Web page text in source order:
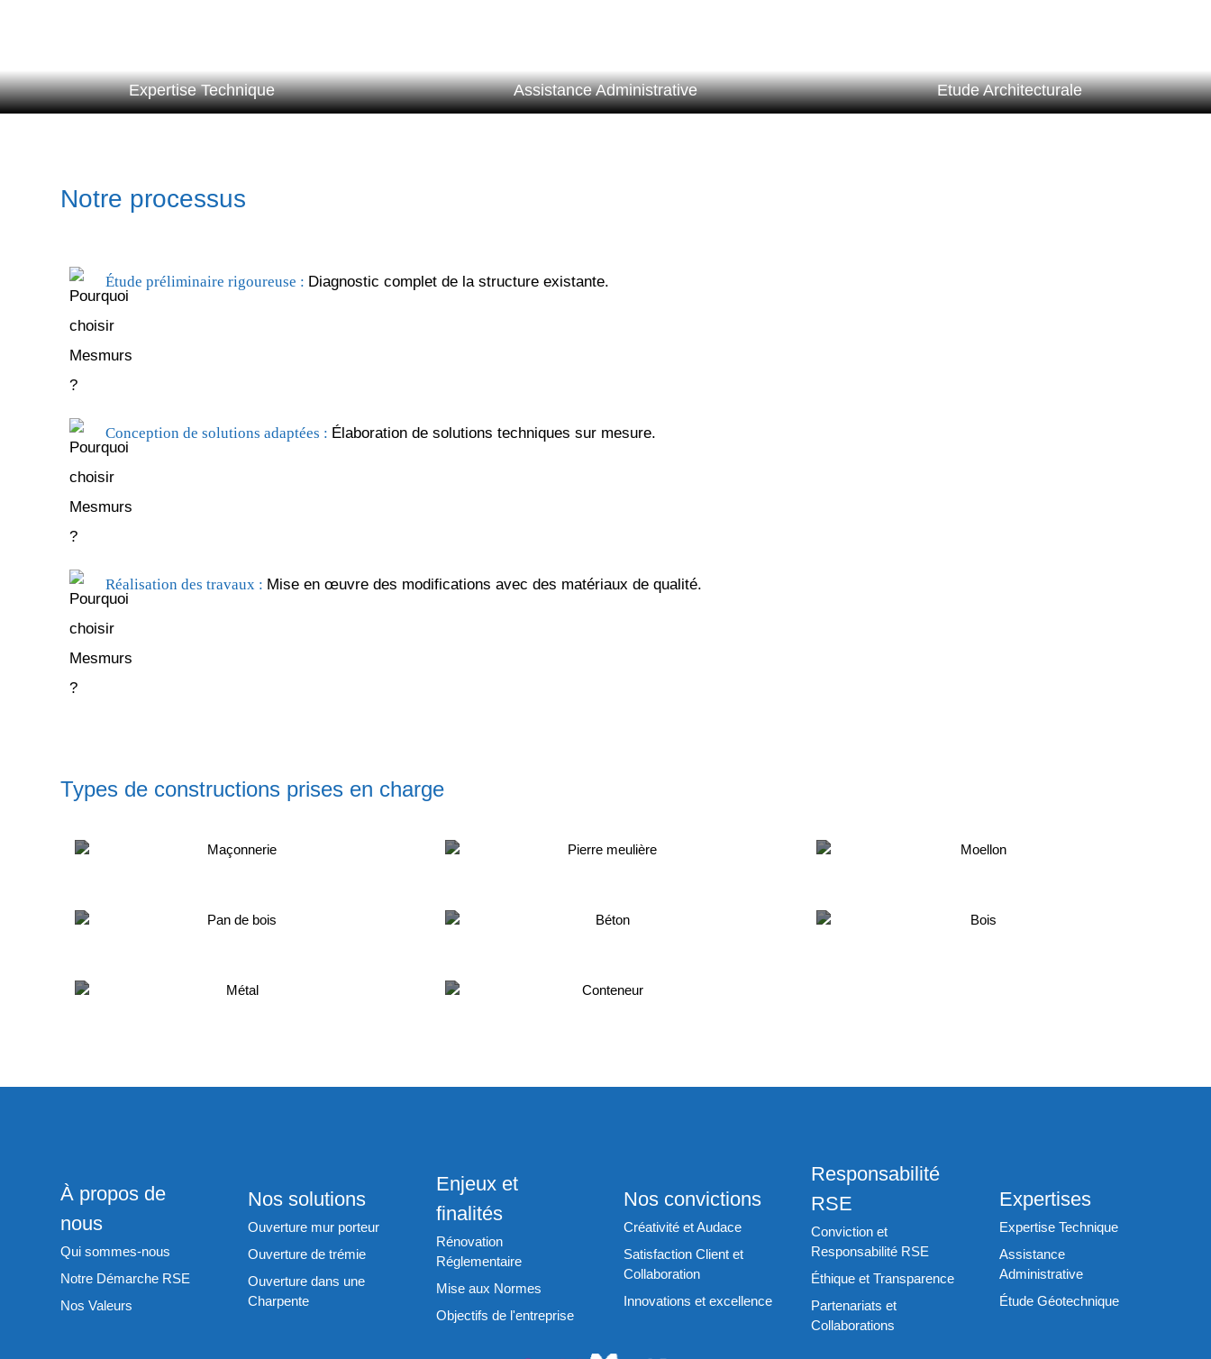
Expertise Technique Assistance Administrative Etude Architecturale
Notre processus
Étude préliminaire rigoureuse : Diagnostic complet de la structure existante.
Conception de solutions adaptées : Élaboration de solutions techniques sur mesure.
Réalisation des travaux : Mise en œuvre des modifications avec des matériaux de qualité.
Types de constructions prises en charge
À propos de
nous
Qui sommes-nous
Notre Démarche RSE
Nos Valeurs
Nos solutions
Ouverture mur porteur
Ouverture de trémie
Ouverture dans une
Charpente
Enjeux et
finalités
Rénovation
Réglementaire
Mise aux Normes
Objectifs de l'entreprise
Nos convictions
Créativité et Audace
Satisfaction Client et
Collaboration
Innovations et excellence
Responsabilité
RSE
Conviction et
Responsabilité RSE
Éthique et Transparence
Partenariats et
Collaborations
Expertises
Expertise Technique
Assistance
Administrative
Étude Géotechnique